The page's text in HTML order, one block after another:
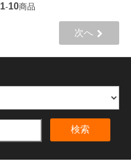
1-10商品
次へ
検索